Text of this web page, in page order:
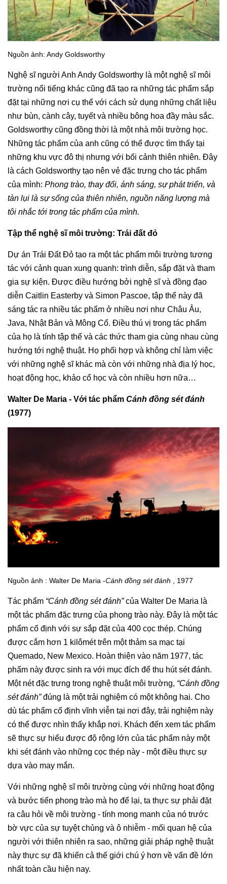
Nguồn ảnh: Andy Goldsworthy
Nghệ sĩ người Anh Andy Goldsworthy là một nghệ sĩ môi
trường nổi tiếng khác cũng đã tạo ra những tác phẩm sắp
đặt tại những nơi cụ thể với cách sử dụng những chất liệu
như bùn, cành cây, tuyết và nhiều bông hoa đầy màu sắc.
Goldsworthy cũng đồng thời là một nhà môi trường học.
Những tác phẩm của anh cũng có thể được tìm thấy tại
những khu vực đô thị nhưng với bối cảnh thiên nhiên. Đây
là cách Goldsworthy tạo nên vẻ đặc trưng cho tác phẩm
của mình: Phong trào, thay đổi, ánh sáng, sự phát triển, và
tàn lụi là sự sống của thiên nhiên, nguồn năng lượng mà
tôi nhắc tới trong tác phẩm của mình.
Tập thể nghệ sĩ môi trường: Trái đất đỏ
Dự án Trái Đất Đỏ tạo ra một tác phẩm môi trường tương
tác với cảnh quan xung quanh: trình diễn, sắp đặt và tham
gia sự kiện. Được điều hướng bởi nghệ sĩ và đồng đạo
diễn Caitlin Easterby và Simon Pascoe, tập thể này đã
sáng tác ra nhiều tác phẩm ở nhiều nơi như Châu Âu,
Java, Nhật Bản và Mông Cổ. Điều thú vị trong tác phẩm
của họ là tính tập thể và các thức tham gia cùng nhau cùng
hướng tới nghệ thuật. Họ phối hợp và không chỉ làm việc
với những nghệ sĩ khác mà còn với những nhà địa lý học,
hoạt động học, khảo cổ học và còn nhiều hơn nữa…
Walter De Maria - Với tác phẩm Cánh đồng sét đánh
(1977)
Nguồn ảnh : Walter De Maria -Cánh đồng sét đánh , 1977
Tác phẩm “Cánh đồng sét đánh”của Walter De Maria là
một tác phẩm đặc trưng của phong trào này. Đây là một tác
phẩm cố định với sự sắp đặt của 400 cọc thép. Chúng
được cắm hơn 1 kilômét trên một thảm sa mạc tại
Quemado, New Mexico. Hoàn thiện vào năm 1977, tác
phẩm này được sinh ra với mục đích để thu hút sét đánh.
Một nét đặc trưng trong nghệ thuật môi trường, “Cánh đồng
sét đánh”đúng là một trải nghiệm có một không hai. Cho
dù tác phẩm cố định vĩnh viễn tại nơi đây, trải nghiệm này
có thể được nhìn thấy khắp nơi. Khách đến xem tác phẩm
sẽ thực sự hiểu được độ rộng lớn của tác phẩm này một
khi sét đánh vào những cọc thép này - một điều thực sự
dựa vào may mắn.
Với những nghệ sĩ môi trường cùng với những hoạt động
và bước tiến phong trào mà họ để lại, ta thực sự phải đặt
ra câu hỏi về môi trường - tính mong manh của nó trước
bờ vực của sự tuyệt chủng và ô nhiễm - mối quan hệ của
người với thiên nhiên ra sao, những giải pháp nghệ thuật
này thực sự đã khiến cả thế giới chú ý hơn về vấn đề lớn
nhất toàn cầu hiện nay.